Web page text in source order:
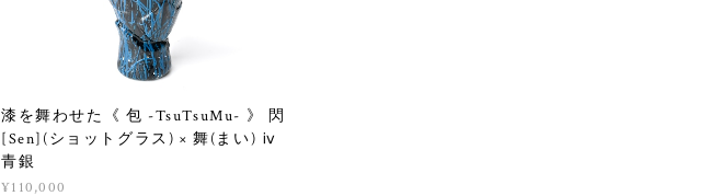
漆を舞わせた《 包 -TsuTsuMu- 》 閃
[Sen](ショットグラス) × 舞(まい) ⅳ
青銀
¥110,000